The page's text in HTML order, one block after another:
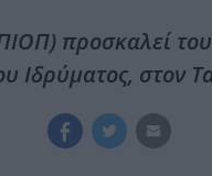
προσκαλεί
Ιδρύματος, στον